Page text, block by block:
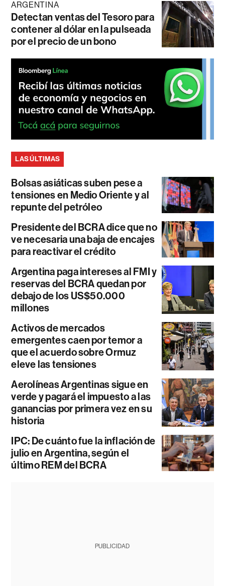
ARGENTINA
Detectan ventas del Tesoro para
contener al dólar en la pulseada
por el precio de un bono
LAS ÚLTIMAS
Bolsas asiáticas suben pese a
tensiones en Medio Oriente y al
repunte del petróleo
Presidente del BCRA dice que no
ve necesaria una baja de encajes
para reactivar el crédito
Argentina paga intereses al FMI y
reservas del BCRA quedan por
debajo de los US$50.000
millones
Activos de mercados
emergentes caen por temor a
que el acuerdo sobre Ormuz
eleve las tensiones
Aerolíneas Argentinas sigue en
verde y pagará el impuesto a las
ganancias por primera vez en su
historia
IPC: De cuánto fue la inflación de
julio en Argentina, según el
último REM del BCRA
PUBLICIDAD